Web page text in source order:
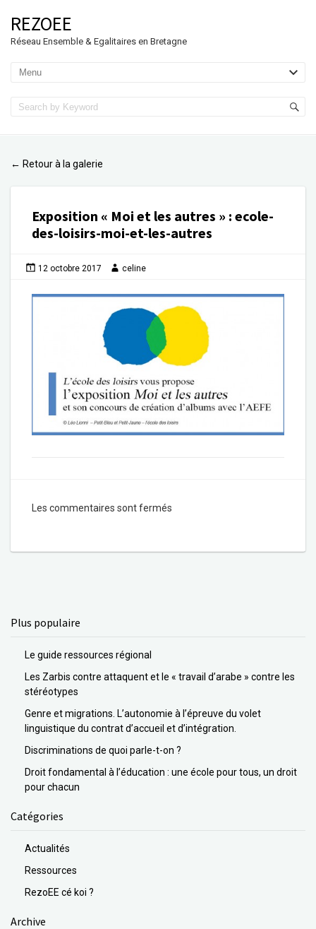
REZOEE
Réseau Ensemble & Egalitaires en Bretagne
← Retour à la galerie
Exposition « Moi et les autres » : ecole-
des-loisirs-moi-et-les-autres
12 octobre 2017 celine
Les commentaires sont fermés
Plus populaire
Le guide ressources régional
Les Zarbis contre attaquent et le « travail d’arabe » contre les
stéréotypes
Genre et migrations. L’autonomie à l’épreuve du volet
linguistique du contrat d’accueil et d’intégration.
Discriminations de quoi parle-t-on ?
Droit fondamental à l’éducation : une école pour tous, un droit
pour chacun
Catégories
Actualités
Ressources
RezoEE cé koi ?
Archive